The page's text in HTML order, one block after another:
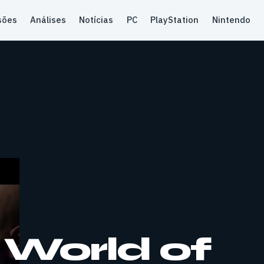
Análises Notícias PC PlayStation Nintendo
of